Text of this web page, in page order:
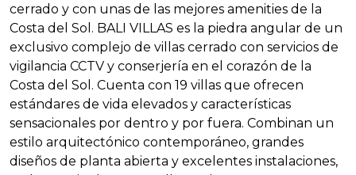
cerrado y con unas de las mejores amenities de la
Costa del Sol. BALI VILLAS es la piedra angular de un
exclusivo complejo de villas cerrado con servicios de
vigilancia CCTV y conserjería en el corazón de la
Costa del Sol. Cuenta con 19 villas que ofrecen
estándares de vida elevados y características
sensacionales por dentro y por fuera. Combinan un
estilo arquitectónico contemporáneo, grandes
diseños de planta abierta y excelentes instalaciones,